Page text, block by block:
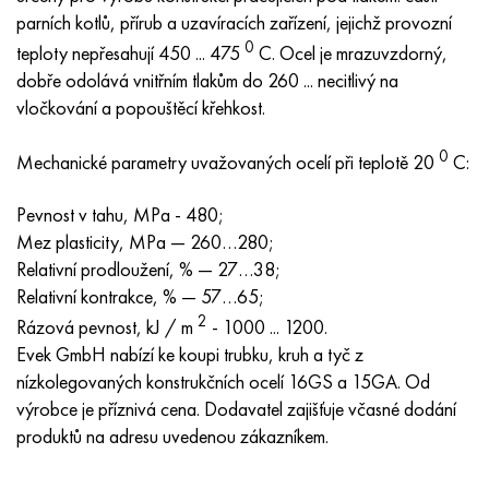
parních kotlů, přírub a uzavíracích zařízení, jejichž provozní
teploty nepřesahují 450 ... 475 0 C. Ocel je mrazuvzdorný,
dobře odolává vnitřním tlakům do 260 ... necitlivý na
vločkování a popouštěcí křehkost.
Mechanické parametry uvažovaných ocelí při teplotě 20 0 C:
Pevnost v tahu, MPa - 480;
Mez plasticity, MPa — 260…280;
Relativní prodloužení, % — 27…38;
Relativní kontrakce, % — 57…65;
Rázová pevnost, kJ / m 2 - 1000 ... 1200.
Evek GmbH nabízí ke koupi trubku, kruh a tyč z
nízkolegovaných konstrukčních ocelí 16GS a 15GA. Od
výrobce je příznivá cena. Dodavatel zajišťuje včasné dodání
produktů na adresu uvedenou zákazníkem.
MP159
Multimet n155
Nicrofer 5923 hMo
Nicrofer 6030
Nitronik 40
Nitronik 50
Nitronic 60
Nitronik 75
Nimonic 80a
56DGNH
68NKhVKTYu
79NM, Magnifer 7904
80NM
80NMV-VI
80 NHS
81HMA
Druhy přesných slitin
Termobimetaly
HN73MBTYu
XN70YU
HN75 MBTYu
XN75TBYu
XN77TYu
XN77TYUR
HN78Т
HN80TBY
N65M, EP982
5B
TL5
V 6
TS-6
14 titan
SP -17
40 titan
1.4567 - AISI 304Cu
1,4570-aisi303Cu
1.4574 - Slitina PH 15-7 Mo®
1.4580 - AISI 316Cb
1,4597 - AISI 204Cu
Slitina 28 - 1,4563
Slitina 31 - 1,4562
Alloy 254smo® - 1,4547
Slitina 926 - 1,4529
15X16H2AM
18X11MNFB
18X12VMBFR
20X12VNMF
20H3MMF
21NKMT
37X12N8G8MFB
40X10X2M
40Х9С2
30X, AISI 5130, 30h
30hgs, 30hgs
30hgsa, 30hgsa
30hgsn2a, 30hgsna
30xn2ma, 30CrNiMo8
30хн3а, 31nicr14
34khn3ma, 36NiCrMo16, 35NiCrMo16
35hgs, 35hgs
35hgsa, 35hgsa